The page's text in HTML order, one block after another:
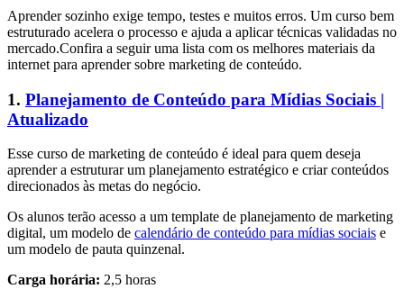
Aprender sozinho exige tempo, testes e muitos erros. Um curso bem
estruturado acelera o processo e ajuda a aplicar técnicas validadas no
mercado.Confira a seguir uma lista com os melhores materiais da
internet para aprender sobre marketing de conteúdo.
1. Planejamento de Conteúdo para Mídias Sociais |
Atualizado
Esse curso de marketing de conteúdo é ideal para quem deseja
aprender a estruturar um planejamento estratégico e criar conteúdos
direcionados às metas do negócio.
Os alunos terão acesso a um template de planejamento de marketing
digital, um modelo de calendário de conteúdo para mídias sociais e
um modelo de pauta quinzenal.
Carga horária: 2,5 horas